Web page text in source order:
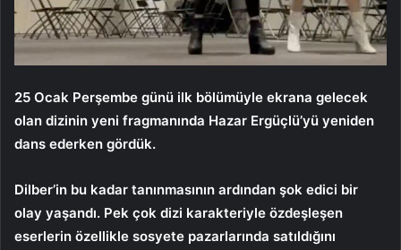
25 Ocak Perşembe günü ilk bölümüyle ekrana gelecek
olan dizinin yeni fragmanında Hazar Ergüçlü’yü yeniden
dans ederken gördük.
Dilber’in bu kadar tanınmasının ardından şok edici bir
olay yaşandı. Pek çok dizi karakteriyle özdeşleşen
eserlerin özellikle sosyete pazarlarında satıldığını